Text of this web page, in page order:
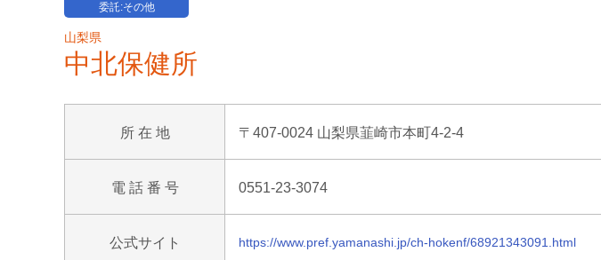
委託:その他
山梨県
中北保健所
所 在 地 〒407-0024 山梨県韮崎市本町4-2-4
電 話 番 号 0551-23-3074
公式サイト https://www.pref.yamanashi.jp/ch-hokenf/68921343091.html